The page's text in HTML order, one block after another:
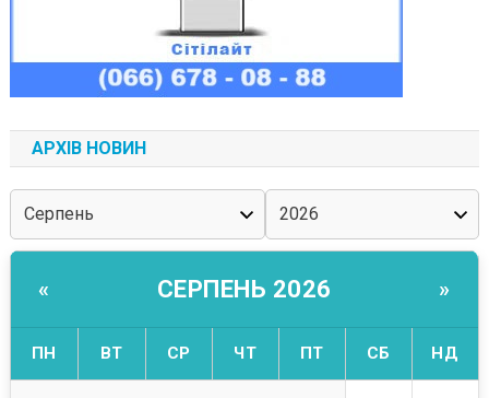
АРХІВ НОВИН
« СЕРПЕНЬ 2026 »
ПН ВТ СР ЧТ ПТ СБ НД